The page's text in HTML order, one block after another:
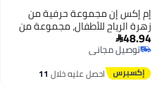
إم إكس إن مجموعة حرفية من
زهرة الرياح للأطفال، مجموعة من
12 مجموعة فنية خشبية لأنشطة
الربيع والصيف، مثالية لتزيين أعياد
الميلاد والمرح الإبداعي
48.94
توصيل مجاني
احصل عليه خلال 11